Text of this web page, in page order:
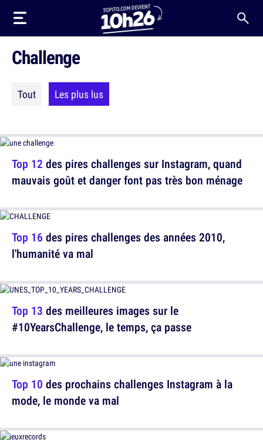
Challenge
Tout Les plus lus
Top 12 des pires challenges sur Instagram, quand
mauvais goût et danger font pas très bon ménage
Top 16 des pires challenges des années 2010,
l'humanité va mal
Top 10 des prochains challenges Instagram à la
mode, le monde va mal
Top 13 des meilleures images sur le
#10YearsChallenge, le temps, ça passe